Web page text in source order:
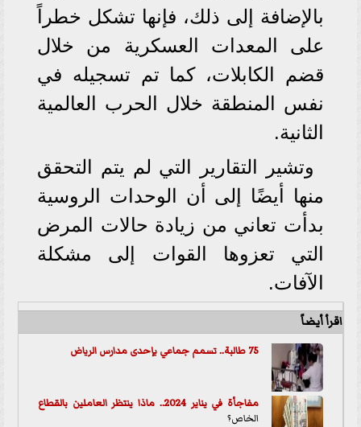
بالإضافة إلى ذلك، فإنها تشكل خطراً
على المعدات العسكرية من خلال
قضم الكابلات، كما تم تسجيله في
نفس المنطقة خلال الحرب العالمية
الثانية.
وتشير التقارير التي لم يتم التحقق
منها أيضًا إلى أن الوحدات الروسية
بدأت تعاني من زيادة حالات المرض
التي تعزوها القوات إلى مشكلة
الآفات.
اقرأ أيضاً
75 طالبة.. تسمم جماعي بإحدى مدارس الرياض
مفاجأة في يناير 2024.. ماذا ينتظر العاملين بال
قطاع
الخاص؟